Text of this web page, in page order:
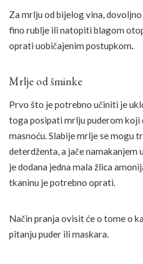
Za mrlju od bijelog vina,
fino rublje ili natopiti blagom
oprati uobičajenim postupkom.
Mrlje od šminke
Prvo što je potrebno učiniti je
toga posipati mrlju puderom koji
masnoću. Slabije mrlje se mogu
deterdženta, a jače namakanjem
je dodana jedna mala žlica
tkaninu je potrebno oprati.
Način pranja ovisit će o tome o
pitanju puder ili maskara.